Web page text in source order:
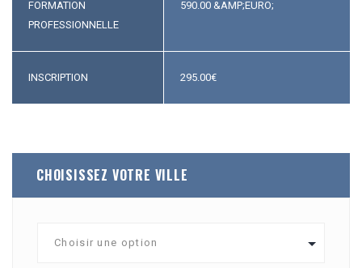
FORMATION
PROFESSIONNELLE
590.00 &AMP;EURO;
INSCRIPTION 295.00€
CHOISISSEZ VOTRE VILLE